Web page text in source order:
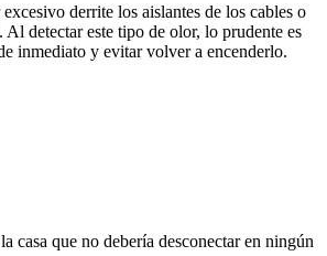
derrite los aislantes de los cables o
Al detectar este tipo de olor, lo prudente es
inmediato y evitar volver a encenderlo.
casa que no debería desconectar en ningún